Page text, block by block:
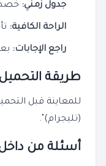
جدول زمني: خصص
الراحة الكافية:
راجع الإجابات:
طريقة
للمعاينة قبل
(تليجرام)".
أسئلة من